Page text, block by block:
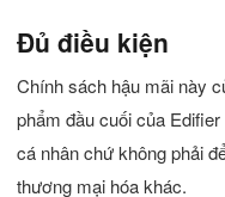
Đủ điều kiện
Chính sách hậu mãi này
phẩm đầu cuối của
cá nhân chứ không phải
thương mại hóa khác.